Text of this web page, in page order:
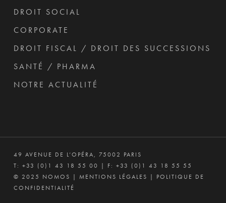
DROIT SOCIAL
CORPORATE
DROIT FISCAL / DROIT DES SUCCESSIONS
SANTÉ / PHARMA
NOTRE ACTUALITÉ
49 AVENUE DE L’OPÉRA, 75002 PARIS
T: +33 (0)1 43 18 55 00 | F: +33 (0)1 43 18 55 55
© 2025 NOMOS | MENTIONS LÉGALES | POLITIQUE DE
CONFIDENTIALITÉ